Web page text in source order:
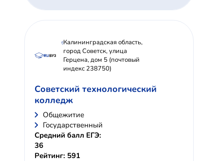
Калининградская область,
город Советск, улица
Герцена, дом 5 (почтовый
индекс 238750)
Советский технологический
колледж
Общежитие
Государственный
Средний балл ЕГЭ:
36
Рейтинг: 591